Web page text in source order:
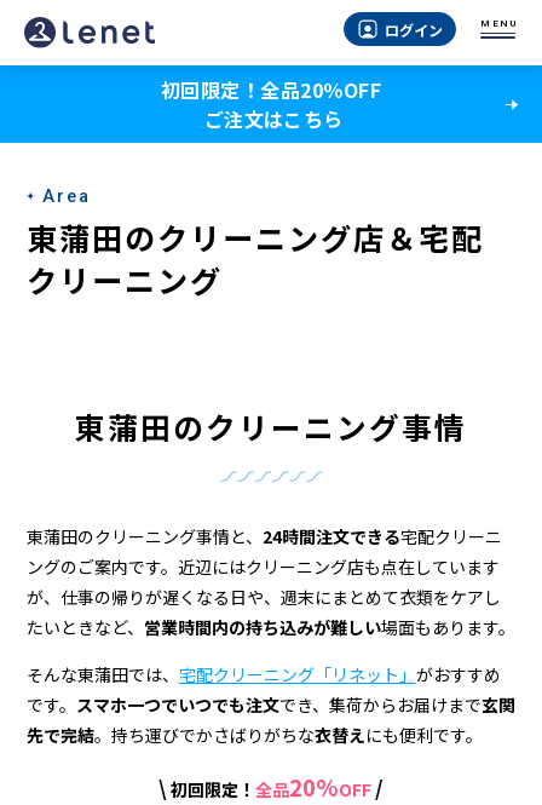
東
蒲
の
ク
リ
ー
宅
配
ク
リ
ー
ログイン MENU
初回限定！全品20％OFF
ご注文はこちら
Area
東蒲田のクリーニング店＆宅配
クリーニング
東蒲田のクリーニング事情
東蒲田のクリーニング事情と、 24時間注文できる宅配クリーニ
ングのご案内です。近辺にはクリーニング店も点在しています
が、仕事の帰りが遅くなる日や、週末にまとめて衣類をケアし
たいときなど、 営業時間内の持ち込みが難しい場面もあります。
そんな東蒲田では、 宅配クリーニング「リネット」 がおすすめ
です。 スマホ一つでいつでも注文でき、集荷からお届けまで玄関
先で完結。持ち運びでかさばりがちな衣替えにも便利です。
\ 初回限定！ 全品20%OFF /